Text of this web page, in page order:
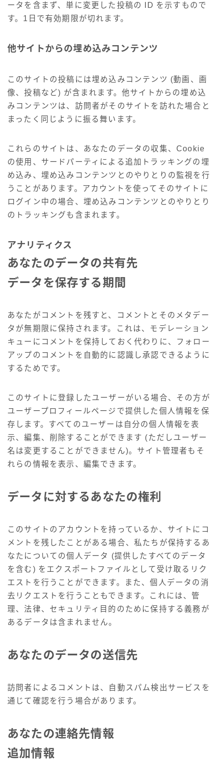
ータを含まず、単に変更した投稿の ID を示すもので
す。1日で有効期限が切れます。
他サイトからの埋め込みコンテンツ
このサイトの投稿には埋め込みコンテンツ (動画、画
像、投稿など) が含まれます。他サイトからの埋め込
みコンテンツは、訪問者がそのサイトを訪れた場合と
まったく同じように振る舞います。
これらのサイトは、あなたのデータの収集、Cookie
の使用、サードパーティによる追加トラッキングの埋
め込み、埋め込みコンテンツとのやりとりの監視を行
うことがあります。アカウントを使ってそのサイトに
ログイン中の場合、埋め込みコンテンツとのやりとり
のトラッキングも含まれます。
アナリティクス
あなたのデータの共有先
データを保存する期間
あなたがコメントを残すと、コメントとそのメタデー
タが無期限に保持されます。これは、モデレーション
キューにコメントを保持しておく代わりに、フォロー
アップのコメントを自動的に認識し承認できるように
するためです。
このサイトに登録したユーザーがいる場合、その方が
ユーザープロフィールページで提供した個人情報を保
存します。すべてのユーザーは自分の個人情報を表
示、編集、削除することができます (ただしユーザー
名は変更することができません)。サイト管理者もそ
れらの情報を表示、編集できます。
データに対するあなたの権利
このサイトのアカウントを持っているか、サイトにコ
メントを残したことがある場合、私たちが保持するあ
なたについての個人データ (提供したすべてのデータ
を含む) をエクスポートファイルとして受け取るリク
エストを行うことができます。また、個人データの消
去リクエストを行うこともできます。これには、管
理、法律、セキュリティ目的のために保持する義務が
あるデータは含まれません。
あなたのデータの送信先
訪問者によるコメントは、自動スパム検出サービスを
通じて確認を行う場合があります。
あなたの連絡先情報
追加情報